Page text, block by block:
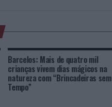
Barcelos: Mais de quatro mil
crianças vivem dias mágicos na
natureza com “Brincadeiras sem
Tempo”